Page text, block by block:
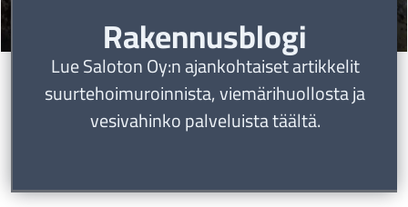
Rakennusblogi
Lue Saloton Oy:n ajankohtaiset artikkelit
suurtehoimuroinnista, viemärihuollosta ja
vesivahinko palveluista täältä.